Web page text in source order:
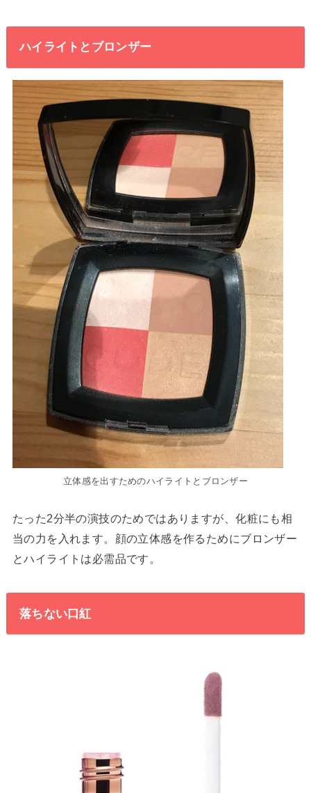
ハイライトとブロンザー
立体感を出すためのハイライトとブロンザー
たった2分半の演技のためではありますが、化粧にも相
当の力を入れます。顔の立体感を作るためにブロンザー
とハイライトは必需品です。
落ちない口紅